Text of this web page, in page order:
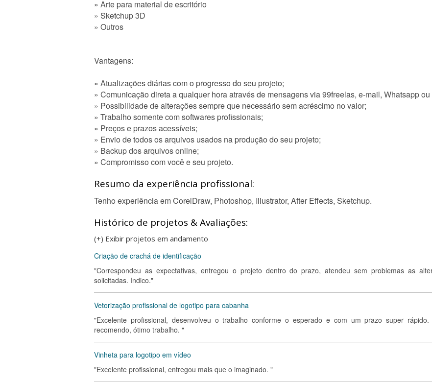
» Arte para material de escritório
» Sketchup 3D
» Outros
Vantagens:
» Atualizações diárias com o progresso do seu projeto;
» Comunicação direta a qualquer hora através de mensagens via 99freelas, e-mail, Whatsapp ou
» Possibilidade de alterações sempre que necessário sem acréscimo no valor;
» Trabalho somente com softwares profissionais;
» Preços e prazos acessíveis;
» Envio de todos os arquivos usados na produção do seu projeto;
» Backup dos arquivos online;
» Compromisso com você e seu projeto.
Resumo da experiência profissional:
Tenho experiência em CorelDraw, Photoshop, Illustrator, After Effects, Sketchup.
Histórico de projetos & Avaliações:
(+) Exibir projetos em andamento
Criação de crachá de identificação
"Correspondeu as expectativas, entregou o projeto dentro do prazo, atendeu sem problemas as
solicitadas. Indico."
Vetorização profissional de logotipo para cabanha
"Excelente profissional, desenvolveu o trabalho conforme o esperado e com um prazo super rápido.
recomendo, ótimo trabalho. "
Vinheta para logotipo em vídeo
"Excelente profissional, entregou mais que o imaginado. "